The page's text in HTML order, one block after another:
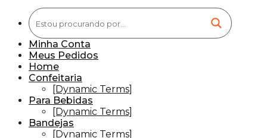
Minha Conta
Meus Pedidos
Home
Confeitaria
[Dynamic Terms]
Para Bebidas
[Dynamic Terms]
Bandejas
[Dynamic Terms]